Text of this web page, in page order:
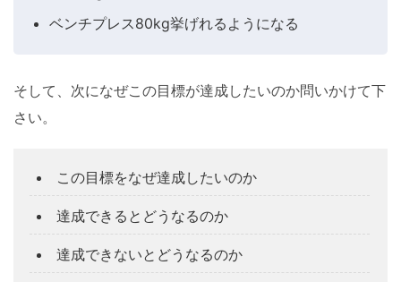
ベンチプレス80kg挙げれるようになる
そして、次になぜこの目標が達成したいのか問いかけて下
さい。
この目標をなぜ達成したいのか
達成できるとどうなるのか
達成できないとどうなるのか